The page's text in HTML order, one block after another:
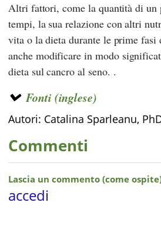
Altri fattori, come la quantità di un
tempi, la sua relazione con altri
vita o la dieta durante le prime fasi
anche modificare in modo
dieta sul cancro al seno. .
Fonti (inglese)
Autori: Catalina Sparleanu,
Commenti